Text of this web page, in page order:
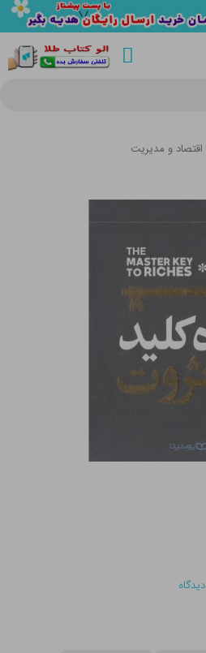
اقتصاد و مدیریت
دیدگاه